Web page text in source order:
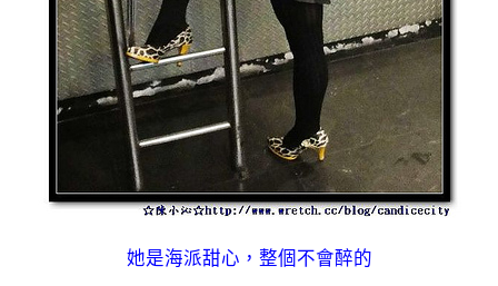
她是海派甜心，整個不會醉的